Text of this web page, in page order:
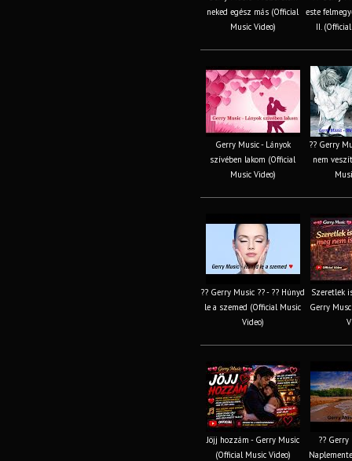
neked egész más (Official
Music Video)
este
II.
Gerry Music - Lányok
szívében lakom (Official
Music Video)
?? Gerry
nem
?? Gerry Music ?? - ?? Húnyd
le a szemed (Official Music
Video)
Szeretlek
Gerry
Jöjj hozzám - Gerry Music
(Official Music Video)
?? Gerry